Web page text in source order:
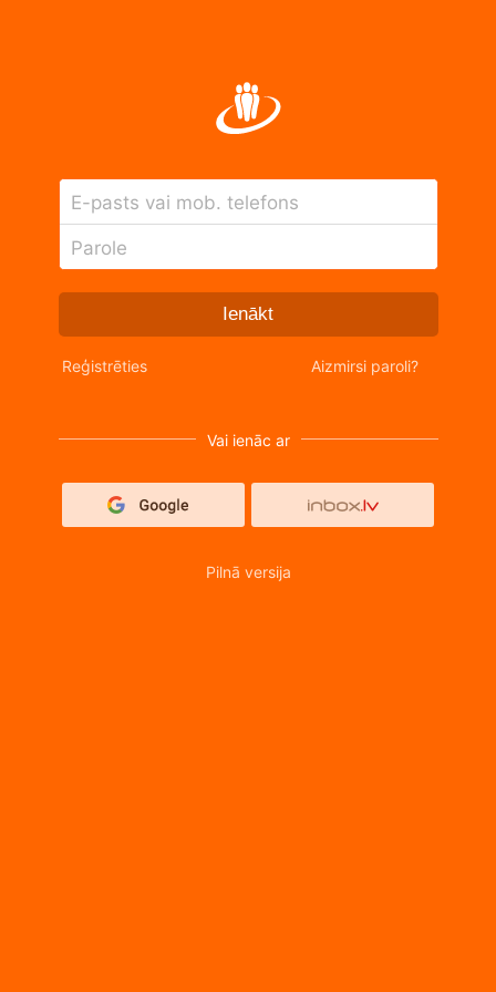
E-pasts vai mob. telefons
Parole
Ienākt
Reģistrēties Aizmirsi paroli?
Vai ienāc ar
Pilnā versija